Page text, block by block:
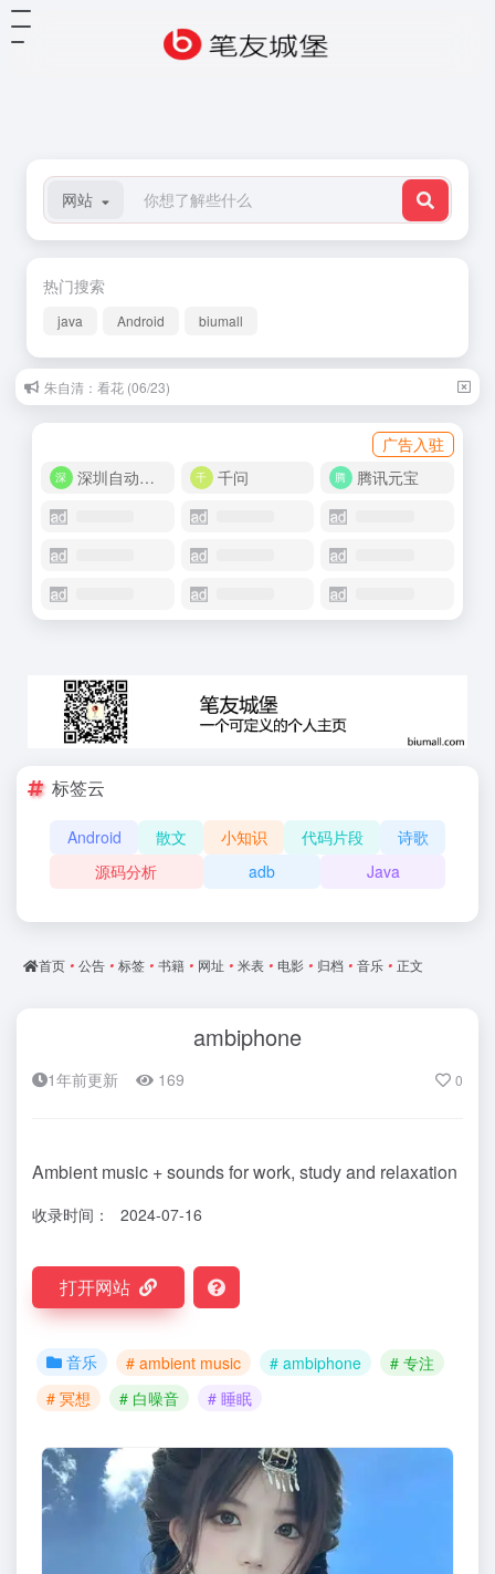
网站
热门搜索
java Android biumall
朱自清：看花 (06/23)
广告入驻
深圳自动化商城
千问 腾讯元宝
标签云
Android 散文 小知识 代码片段
诗歌
源码分析
adb Java
首页 • 公告 • 标签 • 书籍 • 网址 • 米表 • 电影 • 归档 • 音乐 • 正文
ambiphone
1年前更新 169 0
Ambient music + sounds for work, study and relaxation
收录时间： 2024-07-16
打开网站
音乐 # ambient music # ambiphone
# 专注
# 冥想
# 白噪音 # 睡眠